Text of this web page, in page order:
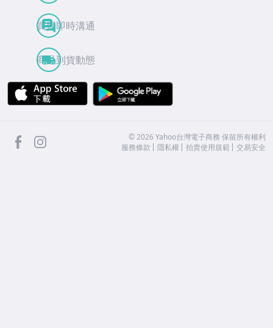
買賣即時溝通
商品到貨動態
APP Store
facebook ©2026 Yahoo台灣電子商務 保留所有權利
服務條款
隱私權 拍賣使用規範 交易安全